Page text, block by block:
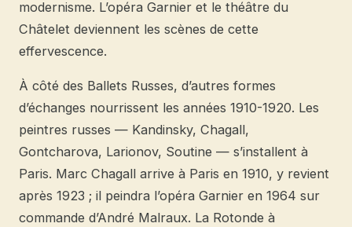
modernisme. L’opéra Garnier et le théâtre du
Châtelet deviennent les scènes de cette
effervescence.
À côté des Ballets Russes, d’autres formes
d’échanges nourrissent les années 1910-1920. Les
peintres russes — Kandinsky, Chagall,
Gontcharova, Larionov, Soutine — s’installent à
Paris. Marc Chagall arrive à Paris en 1910, y revient
après 1923 ; il peindra l’opéra Garnier en 1964 sur
commande d’André Malraux. La Rotonde à